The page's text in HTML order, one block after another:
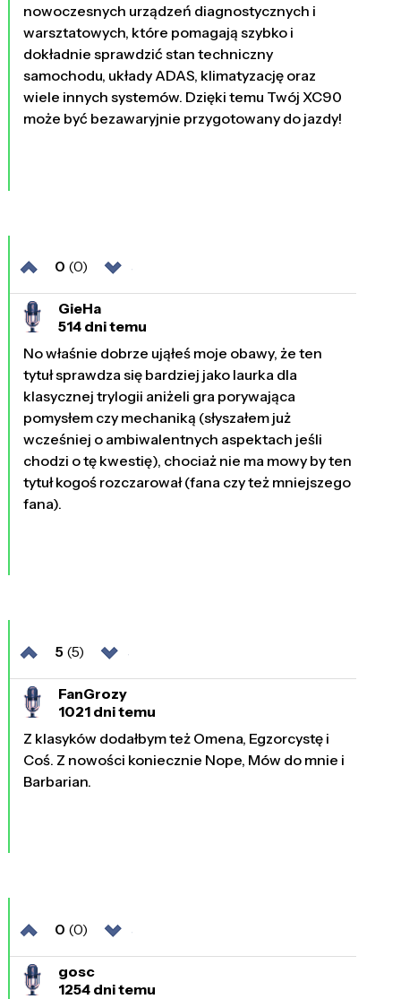
nowoczesnych urządzeń diagnostycznych i
warsztatowych, które pomagają szybko i
dokładnie sprawdzić stan techniczny
samochodu, układy ADAS, klimatyzację oraz
wiele innych systemów. Dzięki temu Twój XC90
może być bezawaryjnie przygotowany do jazdy!
0 (0)
GieHa
514 dni temu
No właśnie dobrze ująłeś moje obawy, że ten
tytuł sprawdza się bardziej jako laurka dla
klasycznej trylogii aniżeli gra porywająca
pomysłem czy mechaniką (słyszałem już
wcześniej o ambiwalentnych aspektach jeśli
chodzi o tę kwestię), chociaż nie ma mowy by ten
tytuł kogoś rozczarował (fana czy też mniejszego
fana).
5 (5)
FanGrozy
1021 dni temu
Z klasyków dodałbym też Omena, Egzorcystę i
Coś. Z nowości koniecznie Nope, Mów do mnie i
Barbarian.
0 (0)
gosc
1254 dni temu